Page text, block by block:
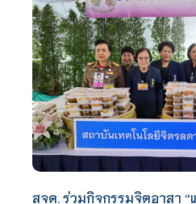
สจด. ร่วมกิจกรรมจิตอาสา “